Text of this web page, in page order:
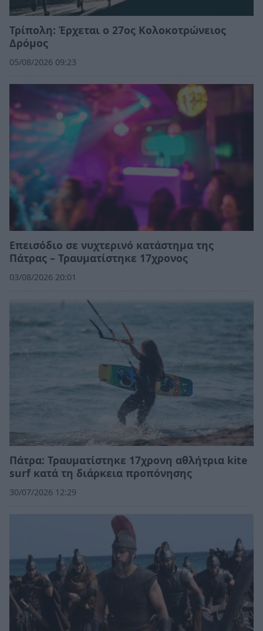
Τρίπολη: Έρχεται ο 27ος Κολοκοτρώνειος
Δρόμος
05/08/2026 09:23
Επεισόδιο σε νυχτερινό κατάστημα της
Πάτρας – Τραυματίστηκε 17χρονος
03/08/2026 20:01
Πάτρα: Τραυματίστηκε 17χρονη αθλήτρια kite
surf κατά τη διάρκεια προπόνησης
30/07/2026 12:29